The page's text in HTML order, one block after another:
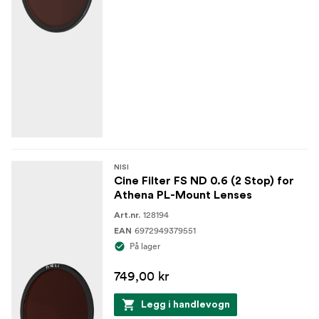
fargene i motivene dine.
Det er perfekt for filmskapere som krever presisjon og
NISI
Cine Filter FS ND 0.6 (2 Stop) for
Athena PL-Mount Lenses
Art.nr. 128194
EAN 6972949379551
På lager
749,00 kr
Legg i handlevogn